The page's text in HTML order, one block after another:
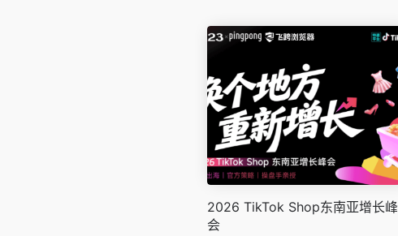
2026 TikTok Shop东南亚增长峰
会